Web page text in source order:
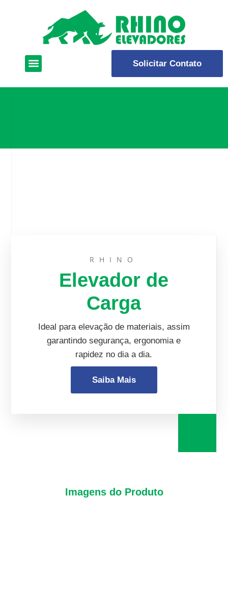
Solicitar Contato
RHINO
Elevador de
Carga
Ideal para elevação de materiais, assim
garantindo segurança, ergonomia e
rapidez no dia a dia.
Saiba Mais
Imagens do Produto